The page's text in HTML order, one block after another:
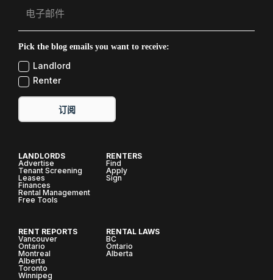
Pick the blog emails you want to receive:
Landlord
Renter
订阅
LANDLORDS
Advertise
Tenant Screening
Leases
Finances
Rental Management
Free Tools
RENTERS
Find
Apply
Sign
RENT REPORTS
Vancouver
Ontario
Montreal
Alberta
Toronto
Winnipeg
RENTAL LAWS
BC
Ontario
Alberta